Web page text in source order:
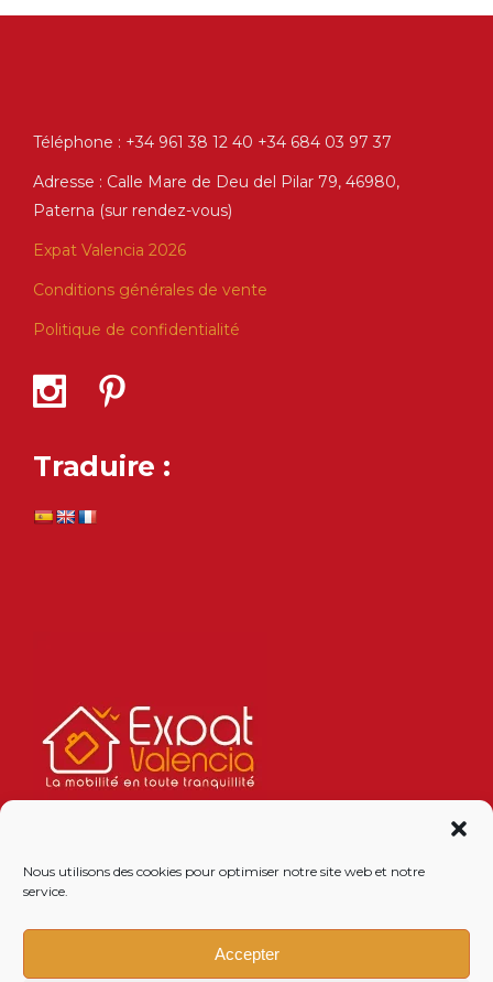
Nous utilisons des cookies pour optimiser notre site web et notre
service.
Accepter
Téléphone : +34 961 38 12 40 +34 684 03 97 37
Adresse : Calle Mare de Deu del Pilar 79, 46980,
Paterna (sur rendez-vous)
Expat Valencia 2026
Conditions générales de vente
Politique de confidentialité
Traduire :